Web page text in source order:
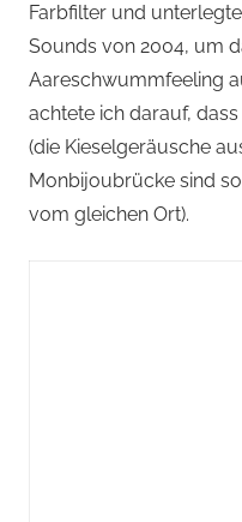
Farbfilter und
Sounds von 2004, um
Aareschwummfeeling
achtete ich darauf,
(die Kieselgeräusche
Monbijoubrücke sind
vom gleichen Ort).